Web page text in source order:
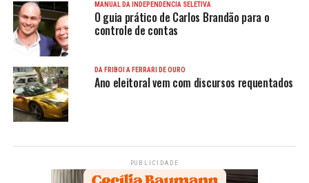
MANUAL DA INDEPENDÊNCIA SELETIVA
O guia prático de Carlos Brandão para o
controle de contas
DA FRIBOI À FERRARI DE OURO
Ano eleitoral vem com discursos requentados
PUBLICIDADE